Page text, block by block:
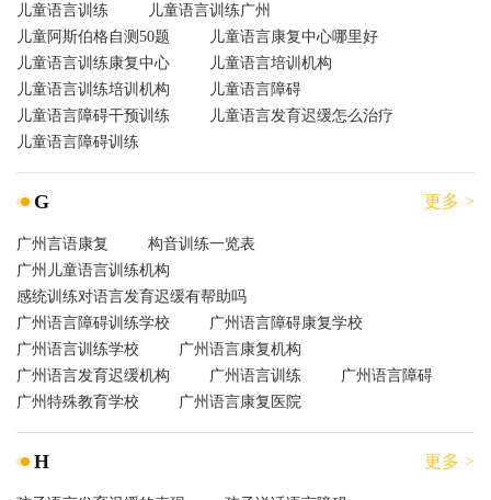
儿童语言训练
儿童语言训练广州
儿童阿斯伯格自测50题
儿童语言康复中心哪里好
儿童语言训练康复中心
儿童语言培训机构
儿童语言训练培训机构
儿童语言障碍
儿童语言障碍干预训练
儿童语言发育迟缓怎么治疗
儿童语言障碍训练
G 更多 >
广州言语康复
构音训练一览表
广州儿童语言训练机构
感统训练对语言发育迟缓有帮助吗
广州语言障碍训练学校
广州语言障碍康复学校
广州语言训练学校
广州语言康复机构
广州语言发育迟缓机构
广州语言训练
广州语言障碍
广州特殊教育学校
广州语言康复医院
H 更多 >